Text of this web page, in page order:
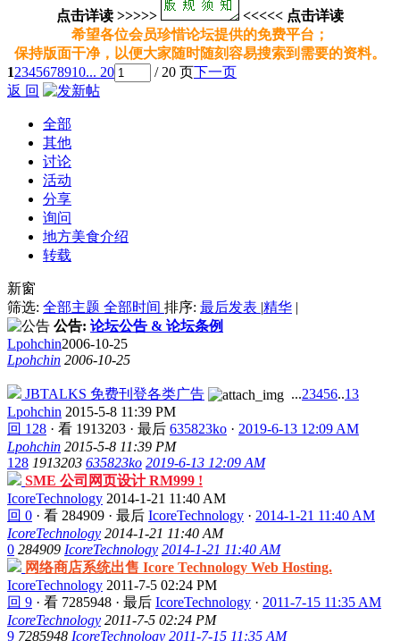
点击详读 >>>>>
<<<<< 点击详读
希望各位会员珍惜论坛提供的免费平台；
保持版面干净，以便大家随时随刻容易搜索到需要的资料。
12345678910... 20 / 20 页下一页
返 回
全部
其他
讨论
活动
分享
询问
地方美食介绍
转载
新窗
筛选: 全部主题 全部时间 排序: 最后发表 |精华 |
公告: 论坛公告 & 论坛条例
Lpohchin2006-10-25
Lpohchin 2006-10-25
JBTALKS 免费刊登各类广告 ...23456..13
Lpohchin 2015-5-8 11:39 PM
回 128 · 看 1913203 · 最后 635823ko · 2019-6-13 12:09 AM
Lpohchin 2015-5-8 11:39 PM
128 1913203 635823ko 2019-6-13 12:09 AM
SME 公司网页设计 RM999 !
IcoreTechnology 2014-1-21 11:40 AM
回 0 · 看 284909 · 最后 IcoreTechnology · 2014-1-21 11:40 AM
IcoreTechnology 2014-1-21 11:40 AM
0 284909 IcoreTechnology 2014-1-21 11:40 AM
网络商店系统出售 Icore Technology Web Hosting.
IcoreTechnology 2011-7-5 02:24 PM
回 9 · 看 7285948 · 最后 IcoreTechnology · 2011-7-15 11:35 AM
IcoreTechnology 2011-7-5 02:24 PM
9 7285948 IcoreTechnology 2011-7-15 11:35 AM